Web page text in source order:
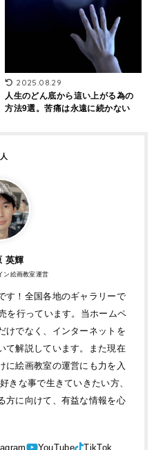
2025.08.29
人生のどん底から這い上がる為の
方法9選。苦痛は永遠に続かない
英輝
ン絵画教室運営
す！全国各地のギャラリーで
を行っています。当ホームペ
けでなく、インターネットを
て解説しています。また現在
に絵画教室の運営にも力を入
きな事で生きていきたい方、
方に向けて、有益な情報を心